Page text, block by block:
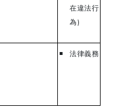
在違法行
為)
法律義務